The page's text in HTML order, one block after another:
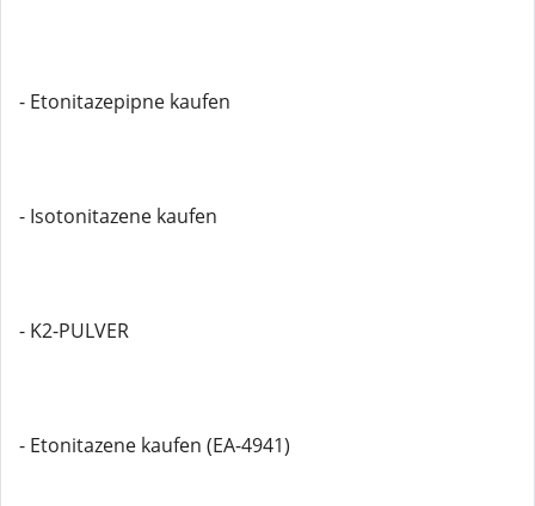
- Etonitazepipne kaufen
- Isotonitazene kaufen
- K2-PULVER
- Etonitazene kaufen (EA-4941)